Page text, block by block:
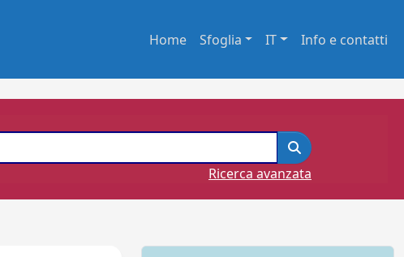
Home Sfoglia IT Info e contatti
Ricerca avanzata